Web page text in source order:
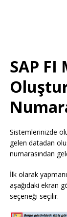
SAP
Sistemlerinizde
gelen datadan
numarasından
İlk olarak
aşağıdaki ekran
seçeneği seçilir.